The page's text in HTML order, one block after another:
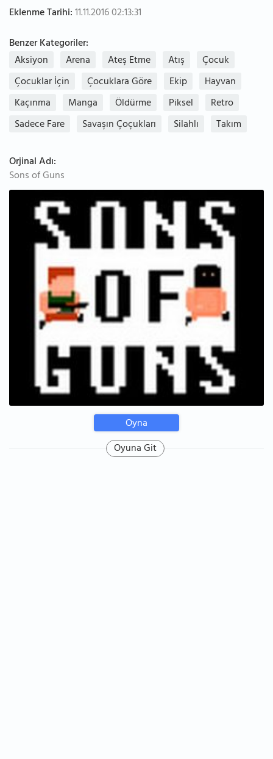
Eklenme Tarihi:11.11.2016 02:13:31
Benzer Kategoriler:
Aksiyon
Arena Ateş Etme Atış
Çocuk
Çocuklar İçin
Çocuklara Göre Ekip
Hayvan
Kaçınma
Manga Öldürme Piksel
Retro
Sadece Fare
Savaşın Çoçukları Silahlı Takım
Orjinal Adı:
Sons of Guns
Oyna
Oyuna Git